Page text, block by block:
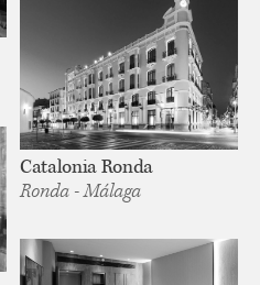
Catalonia Ronda
Ronda - Málaga